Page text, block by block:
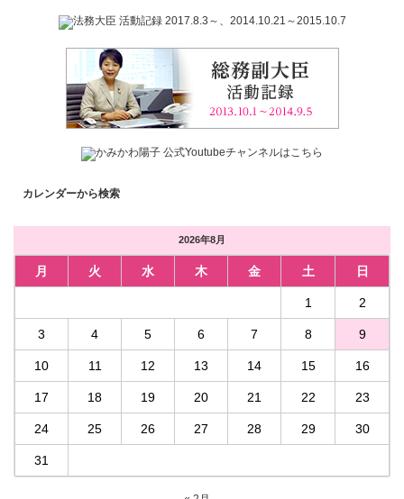
カレンダーから検索
2026年8月
月 火 水 木 金 土 日
1 2
3 4 5 6 7 8 9
10 11 12 13 14 15 16
17 18 19 20 21 22 23
24 25 26 27 28 29 30
31